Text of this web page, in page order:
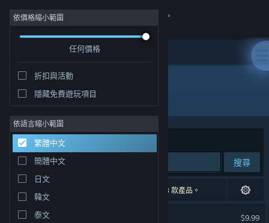
登入
社群
關於
客服
變更語言
取得 Steam 行動應用程式
依價格縮小範圍
任何價格
折扣與活動
隱藏免費遊玩項目
依語言縮小範圍
繁體中文
簡體中文
日文
韓文
泰文
開發人員: Mugle Studio
排序依據 相關性
搜尋
1 項相符的搜尋結果。 已根據您的偏好設定排除 3 款產品。
$9.99